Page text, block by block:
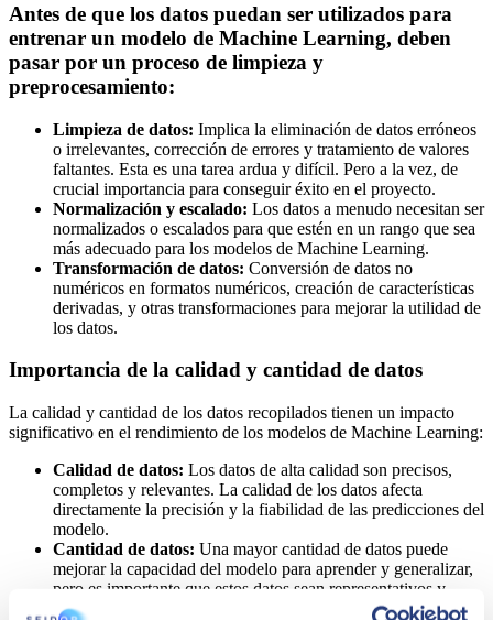
Antes de que los datos puedan ser utilizados para
entrenar un modelo de Machine Learning, deben
pasar por un proceso de limpieza y
preprocesamiento:
Limpieza de datos: Implica la eliminación de datos erróneos
o irrelevantes, corrección de errores y tratamiento de valores
faltantes. Esta es una tarea ardua y difícil. Pero a la vez, de
crucial importancia para conseguir éxito en el proyecto.
Normalización y escalado: Los datos a menudo necesitan ser
normalizados o escalados para que estén en un rango que sea
más adecuado para los modelos de Machine Learning.
Transformación de datos: Conversión de datos no
numéricos en formatos numéricos, creación de características
derivadas, y otras transformaciones para mejorar la utilidad de
los datos.
Importancia de la calidad y cantidad de datos
La calidad y cantidad de los datos recopilados tienen un impacto
significativo en el rendimiento de los modelos de Machine Learning:
Calidad de datos: Los datos de alta calidad son precisos,
completos y relevantes. La calidad de los datos afecta
directamente la precisión y la fiabilidad de las predicciones del
modelo.
Cantidad de datos: Una mayor cantidad de datos puede
mejorar la capacidad del modelo para aprender y generalizar,
pero es importante que estos datos sean representativos y
variados para evitar sesgos y sobreajuste.